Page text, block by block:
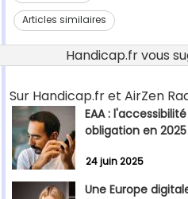
Articles similaires
Handicap.fr vous
Sur Handicap.fr et AirZen
EAA :
obligation en 2025
24 juin 2025
Une Europe